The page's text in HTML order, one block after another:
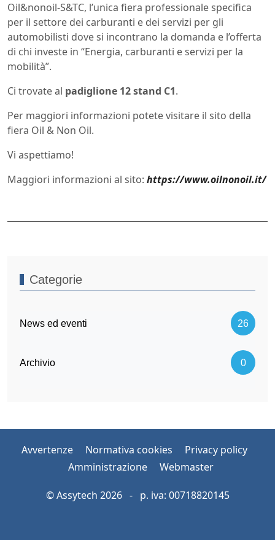
Oil&nonoil-S&TC, l’unica fiera professionale specifica
per il settore dei carburanti e dei servizi per gli
automobilisti dove si incontrano la domanda e l’offerta
di chi investe in “Energia, carburanti e servizi per la
mobilità”.
Ci trovate al padiglione 12 stand C1.
Per maggiori informazioni potete visitare il sito della
fiera Oil & Non Oil.
Vi aspettiamo!
Maggiori informazioni al sito: https://www.oilnonoil.it/
Categorie
News ed eventi 26
Archivio 0
Avvertenze Normativa cookies
Privacy policy
Amministrazione
Webmaster
© Assytech 2026 - p. iva: 00718820145